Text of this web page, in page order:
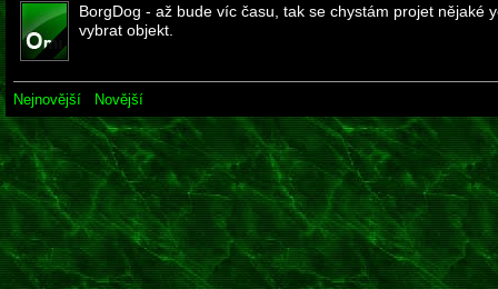
BorgDog - až bude víc času, tak se chystám projet
vybrat objekt.
Nejnovější Novější